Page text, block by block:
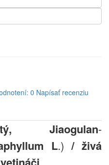
0 Napísať recenziu
, Jiaogulan-
L.)/ živá